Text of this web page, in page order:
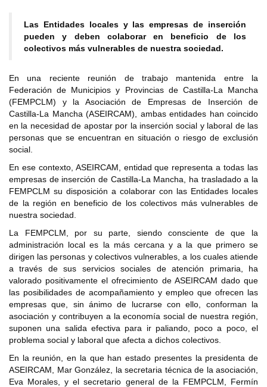
Las Entidades locales y las empresas de inserción
pueden y deben colaborar en beneficio de los
colectivos más vulnerables de nuestra sociedad.
En una reciente reunión de trabajo mantenida entre la
Federación de Municipios y Provincias de Castilla-La Mancha
(FEMPCLM) y la Asociación de Empresas de Inserción de
Castilla-La Mancha (ASEIRCAM), ambas entidades han coincido
en la necesidad de apostar por la inserción social y laboral de las
personas que se encuentran en situación o riesgo de exclusión
social.
En ese contexto, ASEIRCAM, entidad que representa a todas las
empresas de inserción de Castilla-La Mancha, ha trasladado a la
FEMPCLM su disposición a colaborar con las Entidades locales
de la región en beneficio de los colectivos más vulnerables de
nuestra sociedad.
La FEMPCLM, por su parte, siendo consciente de que la
administración local es la más cercana y a la que primero se
dirigen las personas y colectivos vulnerables, a los cuales atiende
a través de sus servicios sociales de atención primaria, ha
valorado positivamente el ofrecimiento de ASEIRCAM dado que
las posibilidades de acompañamiento y empleo que ofrecen las
empresas que, sin ánimo de lucrarse con ello, conforman la
asociación y contribuyen a la economía social de nuestra región,
suponen una salida efectiva para ir paliando, poco a poco, el
problema social y laboral que afecta a dichos colectivos.
En la reunión, en la que han estado presentes la presidenta de
ASEIRCAM, Mar González, la secretaria técnica de la asociación,
Eva Morales, y el secretario general de la FEMPCLM, Fermín